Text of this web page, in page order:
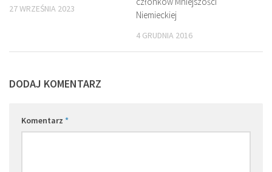
27 WRZEŚNIA 2023
Niemieckiej
4 GRUDNIA 2016
DODAJ KOMENTARZ
Komentarz *